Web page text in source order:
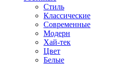
Стиль
Классические
Современные
Модерн
Хай-тек
Цвет
Белые